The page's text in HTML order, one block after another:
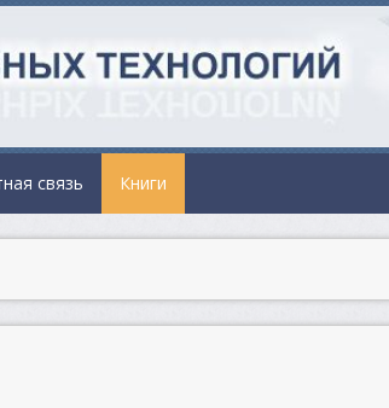
связь Книги